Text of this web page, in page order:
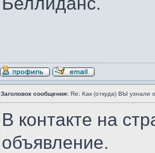
Заголовок сообщения: Re: Как (откуда) ВЫ узнали
В контакте на
объявление.